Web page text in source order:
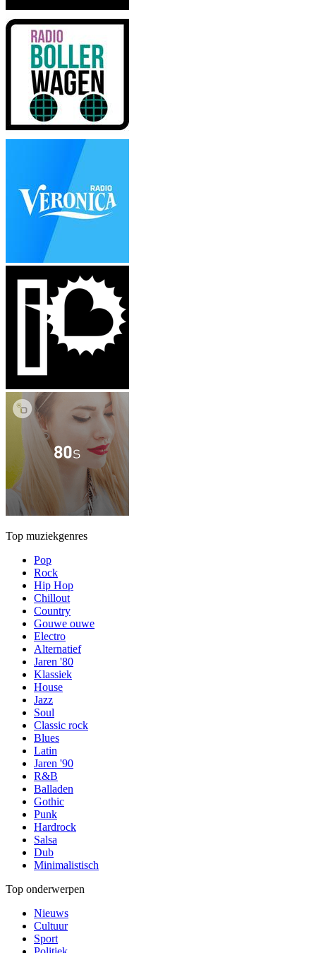
Top muziekgenres
Pop
Rock
Hip Hop
Chillout
Country
Gouwe ouwe
Electro
Alternatief
Jaren '80
Klassiek
House
Jazz
Soul
Classic rock
Blues
Latin
Jaren '90
R&B
Balladen
Gothic
Punk
Hardrock
Salsa
Dub
Minimalistisch
Top onderwerpen
Nieuws
Cultuur
Sport